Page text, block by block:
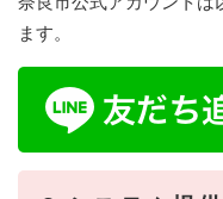
ます。